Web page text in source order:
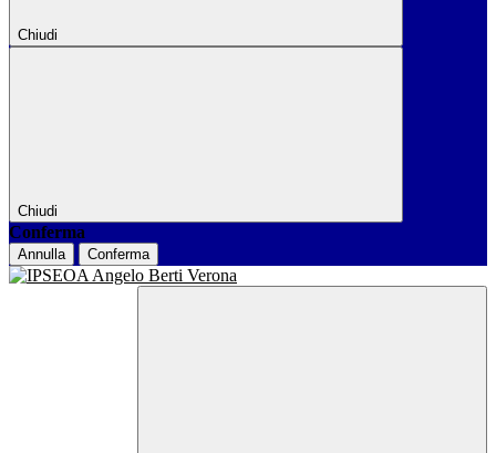
Chiudi
Chiudi
Conferma
Annulla Conferma